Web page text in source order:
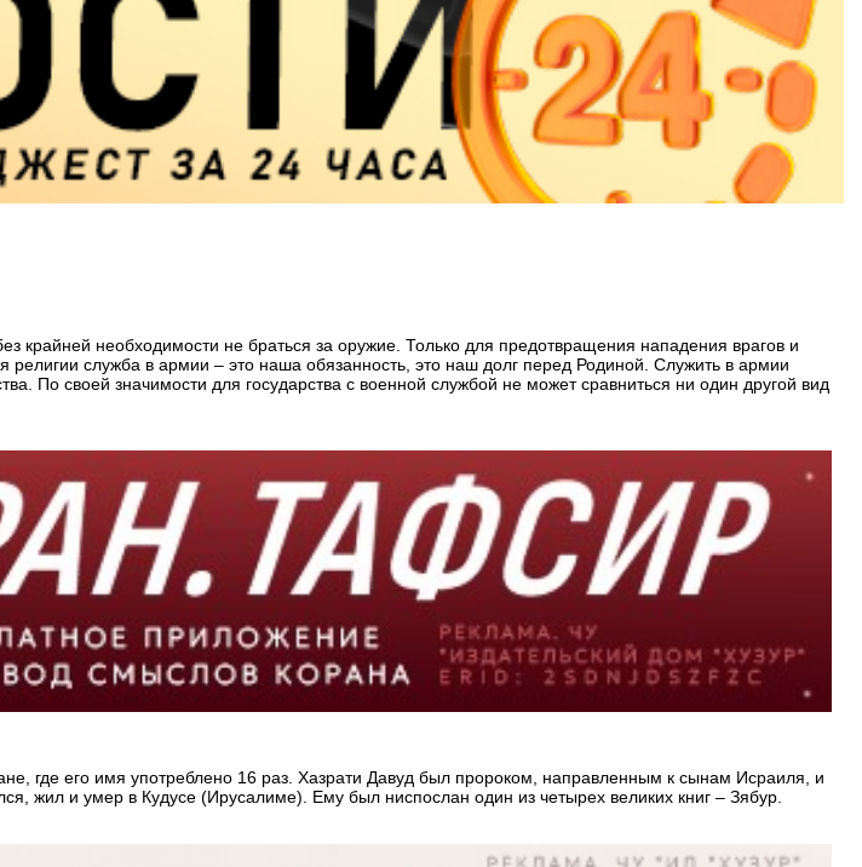
крайней необходимости не браться за оружие. Только для предотвращения нападения врагов и
служба в армии – это наша обязанность, это наш долг перед Родиной. Служить в армии
По своей значимости для государства с военной службой не может сравниться ни один другой вид
где его имя употреблено 16 раз. Хазрати Давуд был пророком, направленным к сынам Исраиля, и
жил и умер в Кудусе (Ирусалиме). Ему был ниспослан один из четырех великих книг – Зябур.